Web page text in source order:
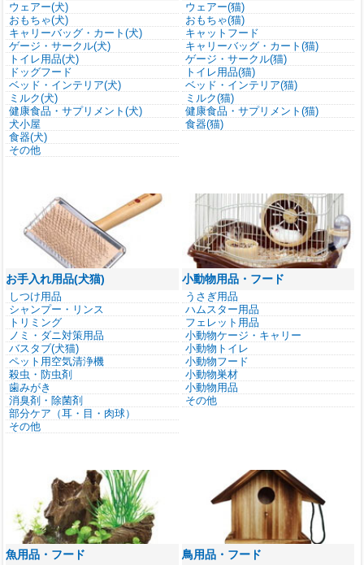
ウェアー(犬)
おもちゃ(犬)
キャリーバッグ・カート(犬)
ゲージ・サークル(犬)
トイレ用品(犬)
ドッグフード
ベッド・インテリア(犬)
ミルク(犬)
健康食品・サプリメント(犬)
犬小屋
食器(犬)
その他
ウェアー(猫)
おもちゃ(猫)
キャットフード
キャリーバッグ・カート(猫)
ゲージ・サークル(猫)
トイレ用品(猫)
ベッド・インテリア(猫)
ミルク(猫)
健康食品・サプリメント(猫)
食器(猫)
お手入れ用品(犬猫)
しつけ用品
シャンプー・リンス
トリミング
ノミ・ダニ対策用品
バスタブ(犬猫)
ペット用空気清浄機
殺虫・防虫剤
歯みがき
消臭剤・除菌剤
部分ケア（耳・目・肉球）
その他
小動物用品・フード
うさぎ用品
ハムスター用品
フェレット用品
小動物ケージ・キャリー
小動物トイレ
小動物フード
小動物巣材
小動物用品
その他
魚用品・フード 鳥用品・フード